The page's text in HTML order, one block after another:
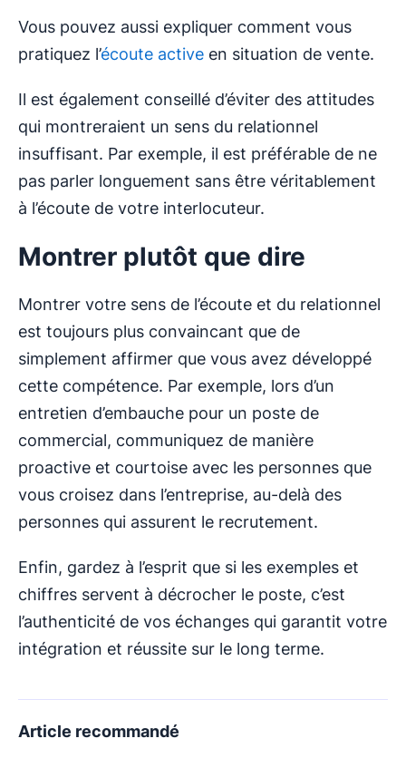
Vous pouvez aussi expliquer comment vous
pratiquez l’écoute active en situation de vente.
Il est également conseillé d’éviter des attitudes
qui montreraient un sens du relationnel
insuffisant. Par exemple, il est préférable de ne
pas parler longuement sans être véritablement
à l’écoute de votre interlocuteur.
Montrer plutôt que dire
Montrer votre sens de l’écoute et du relationnel
est toujours plus convaincant que de
simplement affirmer que vous avez développé
cette compétence. Par exemple, lors d’un
entretien d’embauche pour un poste de
commercial, communiquez de manière
proactive et courtoise avec les personnes que
vous croisez dans l’entreprise, au-delà des
personnes qui assurent le recrutement.
Enfin, gardez à l’esprit que si les exemples et
chiffres servent à décrocher le poste, c’est
l’authenticité de vos échanges qui garantit votre
intégration et réussite sur le long terme.
Article recommandé